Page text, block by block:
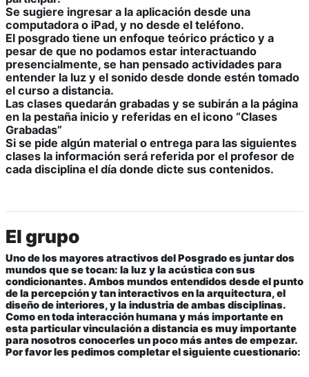
Se sugiere ingresar a la aplicación desde una
computadora o iPad, y no desde el teléfono.
El posgrado tiene un enfoque teórico práctico y a
pesar de que no podamos estar interactuando
presencialmente, se han pensado actividades para
entender la luz y el sonido desde donde estén tomado
el curso a distancia.
Las clases quedarán grabadas y se subirán a la página
en la pestaña inicio y referidas en el icono “Clases
Grabadas”
Si se pide algún material o entrega para las siguientes
clases la información será referida por el profesor de
cada disciplina el día donde dicte sus contenidos.
El grupo
Uno de los mayores atractivos del Posgrado es juntar dos
mundos que se tocan: la luz y la acústica con sus
condicionantes. Ambos mundos entendidos desde el punto
de la percepción y tan interactivos en la arquitectura, el
diseño de interiores, y la industria de ambas disciplinas.
Como en toda interacción humana y más importante en
esta particular vinculación a distancia es muy importante
para nosotros conocerles un poco más antes de empezar.
Por favor les pedimos completar el siguiente cuestionario: